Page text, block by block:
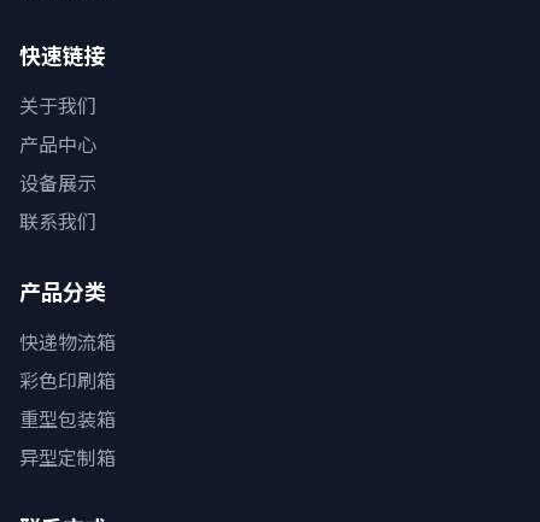
快速链接
关于我们
产品中心
设备展示
联系我们
产品分类
快递物流箱
彩色印刷箱
重型包装箱
异型定制箱